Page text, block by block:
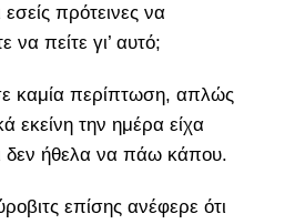
εσείς πρότεινες να
να πείτε γι’ αυτό;
καμία περίπτωση, απλώς
εκείνη την ημέρα είχα
δεν ήθελα να πάω κάπου.
επίσης ανέφερε ότι